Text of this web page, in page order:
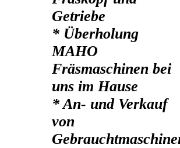
Getriebe
* Überholung
MAHO
Fräsmaschinen bei
uns im Hause
* An- und Verkauf
von